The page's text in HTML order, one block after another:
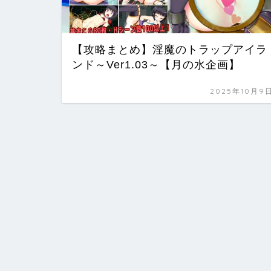
【攻略まとめ】淫魔のトラップアイラ
ンド～Ver1.03～【月の水企画】
2025年10月9